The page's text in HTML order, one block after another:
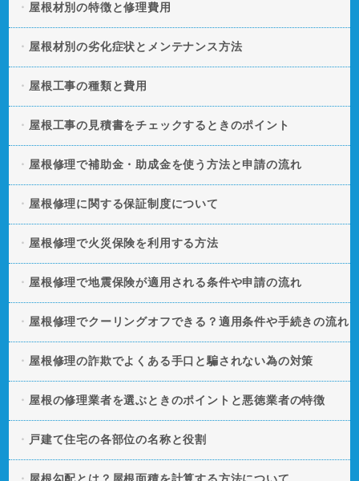
屋根材別の特徴と修理費用
屋根材別の劣化症状とメンテナンス方法
屋根工事の種類と費用
屋根工事の見積書をチェックするときのポイント
屋根修理で補助金・助成金を使う方法と申請の流れ
屋根修理に関する保証制度について
屋根修理で火災保険を利用する方法
屋根修理で地震保険が適用される条件や申請の流れ
屋根修理でクーリングオフできる？適用条件や手続きの流れ
屋根修理の詐欺でよくある手口と騙されない為の対策
屋根の修理業者を選ぶときのポイントと悪徳業者の特徴
戸建て住宅の各部位の名称と役割